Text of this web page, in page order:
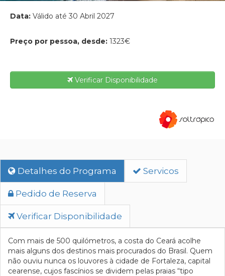
Data: Válido até 30 Abril 2027
Preço por pessoa, desde: 1323€
Verificar Disponibilidade
Detalhes do Programa Servicos
Pedido de Reserva
Verificar Disponibilidade
Com mais de 500 quilómetros, a costa do Ceará acolhe
mais alguns dos destinos mais procurados do Brasil. Quem
não ouviu nunca os louvores à cidade de Fortaleza, capital
cearense, cujos fascínios se dividem pelas praias “tipo